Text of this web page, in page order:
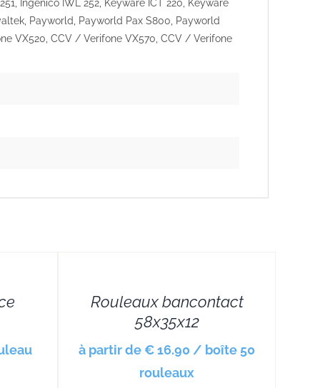
Ingenico IWL 252, Keyware ICT 220, Keyware
Payworld, Payworld Pax S800, Payworld
VX520, CCV / Verifone VX570, CCV / Verifone
Rouleaux bancontact
58x35x12
à partir de € 16.90 / boîte 50
rouleaux